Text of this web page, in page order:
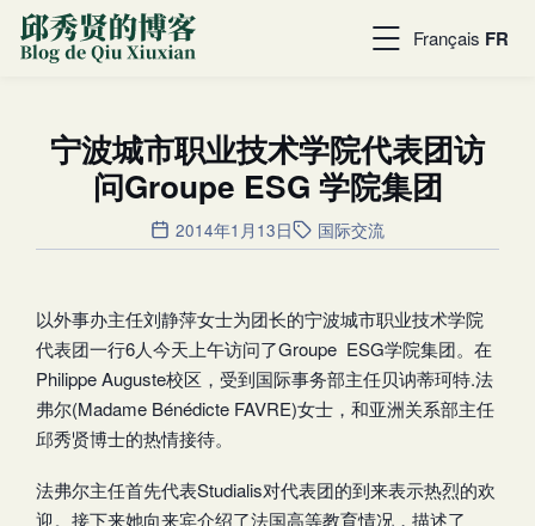
Français FR
宁波城市职业技术学院代表团访
问Groupe ESG 学院集团
2014年1月13日 国际交流
以外事办主任刘静萍女士为团长的宁波城市职业技术学院
代表团一行6人今天上午访问了Groupe ESG学院集团。在
Philippe Auguste校区，受到国际事务部主任贝讷蒂珂特.法
弗尔(Madame Bénédicte FAVRE)女士，和亚洲关系部主任
邱秀贤博士的热情接待。
法弗尔主任首先代表Studialis对代表团的到来表示热烈的欢
迎。接下来她向来宾介绍了法国高等教育情况，描述了